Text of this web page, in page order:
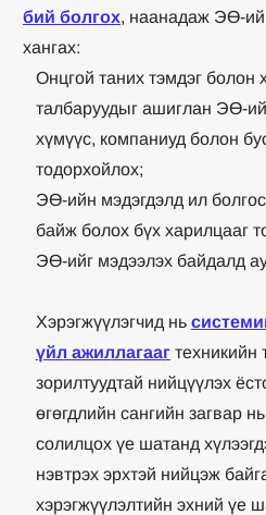
бий болгох, наанадаж ЭӨ-
хангах:
Онцгой таних тэмдэг болон
талбаруудыг ашиглан ЭӨ-
хүмүүс, компаниуд болон
тодорхойлох;
ЭӨ-ийн мэдэгдэлд ил
байж болох бүх харилцааг
ЭӨ-ийг мэдээлэх байдалд
Хэрэгжүүлэгчид нь
үйл ажиллагаагтехникийн
зорилтуудтай нийцүүлэх
өгөгдлийн сангийн загвар
солилцох үе шатанд
нэвтрэх эрхтэй нийцэж
хэрэгжүүлэлтийн эхний үе